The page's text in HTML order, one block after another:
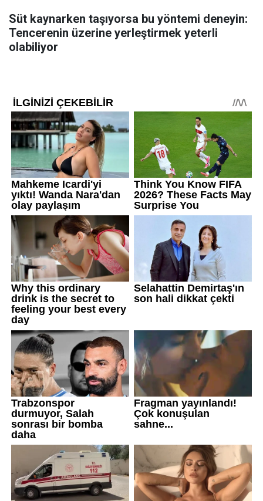
Süt kaynarken taşıyorsa bu yöntemi deneyin:
Tencerenin üzerine yerleştirmek yeterli
olabiliyor